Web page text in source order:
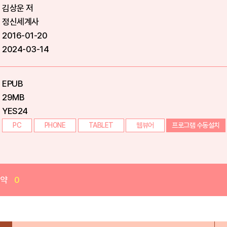
김상운 저
정신세계사
2016-01-20
2024-03-14
EPUB
29MB
YES24
PC PHONE TABLET 웹뷰어 프로그램 수동설치
0